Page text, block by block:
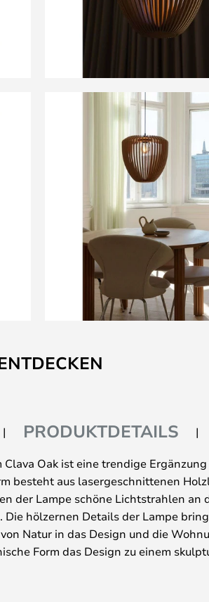
PRODUKTDETAILS
Clava Oak ist eine trendige
besteht aus lasergeschnittenen
der Lampe schöne Lichtstrahlen an
Die hölzernen Details der Lampe
Natur in das Design und die
Form das Design zu einem
Mit den schlichten Linien des Clava